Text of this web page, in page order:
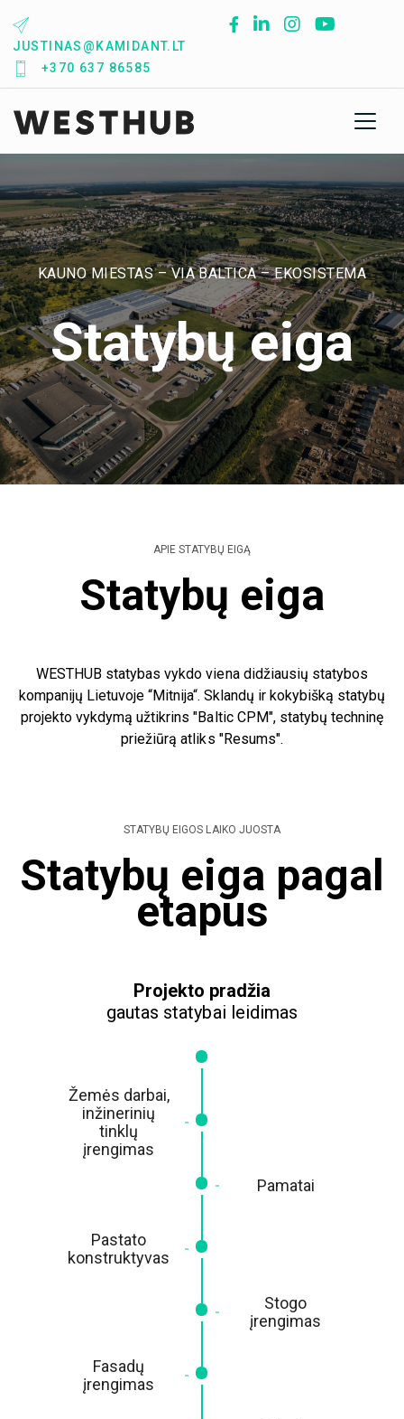
content
JUSTINAS@KAMIDANT.LT
+370 637 86585
KAUNO MIESTAS – VIA BALTICA – EKOSISTEMA
Statybų eiga
APIE STATYBŲ EIGĄ
Statybų eiga
WESTHUB statybas vykdo viena didžiausių statybos
kompanijų Lietuvoje “Mitnija“. Sklandų ir kokybišką statybų
projekto vykdymą užtikrins "Baltic CPM", statybų techninę
priežiūrą atliks "Resums".
STATYBŲ EIGOS LAIKO JUOSTA
Statybų eiga pagal
etapus
Projekto pradžia
gautas statybai leidimas
Žemės darbai,
inžinerinių
tinklų
įrengimas
Pamatai
Pastato
konstruktyvas
Stogo
įrengimas
Fasadų
įrengimas